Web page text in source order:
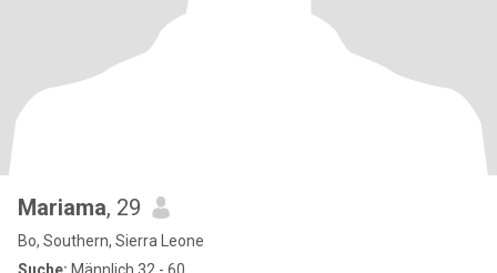
Mariama, 29
Bo, Southern, Sierra Leone